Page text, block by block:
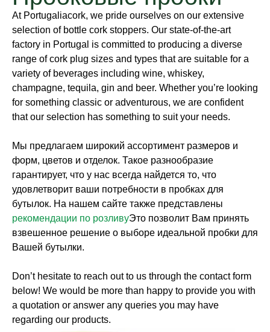
At Portugaliacork, we pride ourselves on our extensive
selection of bottle cork stoppers. Our state-of-the-art
factory in Portugal is committed to producing a diverse
range of cork plug sizes and types that are suitable for a
variety of beverages including wine, whiskey,
champagne, tequila, gin and beer. Whether you’re looking
for something classic or adventurous, we are confident
that our selection has something to suit your needs.
Мы предлагаем широкий ассортимент размеров и
форм, цветов и отделок. Такое разнообразие
гарантирует, что у нас всегда найдется то, что
удовлетворит ваши потребности в пробках для
бутылок. На нашем сайте также представлены
рекомендации по розливуЭто позволит Вам принять
взвешенное решение о выборе идеальной пробки для
Вашей бутылки.
Don’t hesitate to reach out to us through the contact form
below! We would be more than happy to provide you with
a quotation or answer any queries you may have
regarding our products.